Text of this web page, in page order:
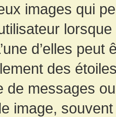
images qui
d’elles
des
de messages
image,